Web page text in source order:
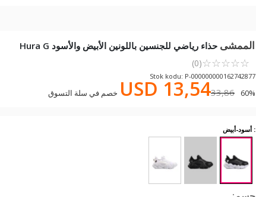
الممشى حذاء رياضي للجنسين باللونين الأبيض والأسود Hura G
☆
☆
☆
☆
☆ ★
★
★
★
★
(0)
Stok kodu: P-000000000162742877
USD 13,5433,86 60% خصم في سلة التسوق
: أسود-أبيض